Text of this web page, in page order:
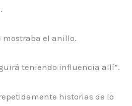
mostraba el anillo.
teniendo influencia allí”.
historias de lo